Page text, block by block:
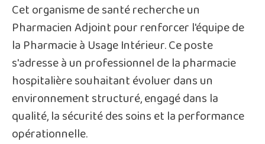
Cet organisme de santé recherche un
Pharmacien Adjoint pour renforcer l'équipe de
la Pharmacie à Usage Intérieur. Ce poste
s'adresse à un professionnel de la pharmacie
hospitalière souhaitant évoluer dans un
environnement structuré, engagé dans la
qualité, la sécurité des soins et la performance
opérationnelle.